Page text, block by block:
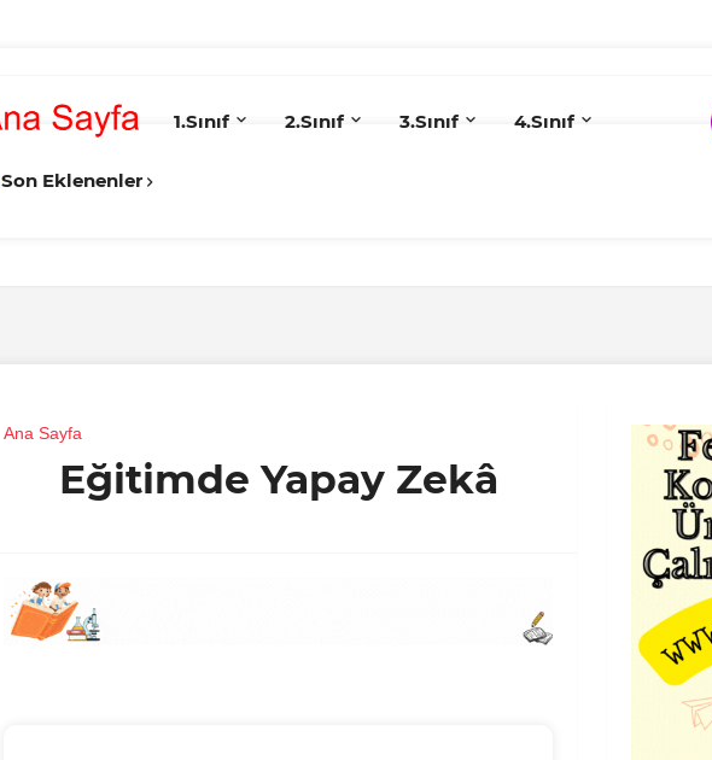
1.Sınıf 2.Sınıf 3.Sınıf 4.Sınıf
Son Eklenenler
Ana Sayfa
Eğitimde Yapay Zekâ